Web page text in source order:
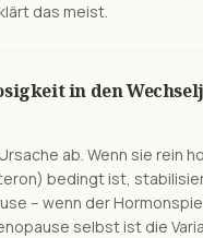
das meist.
in den
ab. Wenn sie rein
bedingt ist,
– wenn der
selbst ist die